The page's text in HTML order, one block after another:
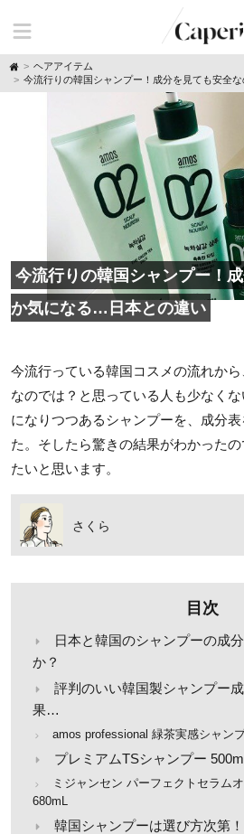
H
o
m
ヘアアイテム
今流行りの韓国シャンプー！成分を見ても安全
今流行りの韓国シャンプー！
か気になる…日本との違い
今流行っている韓国コスメの流れか
なのでは？と思っている人も少なく
になりつつあるシャンプーを、成分
た。そしたら驚きの結果がわかった
たいと思います。
さくら
目次
日本と韓国のシャンプーの成
か？
評判のいい韓国製シャンプー
果…
amos professional 緑茶実感シャン
プレミアムTSシャンプー
ミジャンセン パーフェクトセラム
680mL
韓国シャンプーは選び方次第